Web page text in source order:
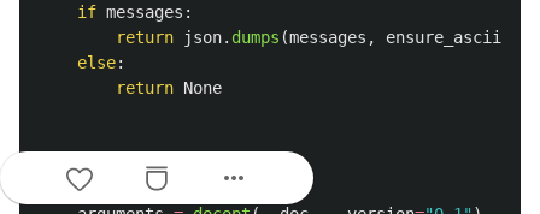
if messages :
return
json. dumps (messages , ensure_ascii
else:
return None
__name__ == more_horiz